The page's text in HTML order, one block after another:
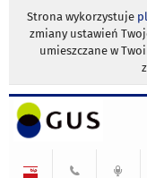
Strona wykorzystuje
zmiany ustawień
umieszczane w